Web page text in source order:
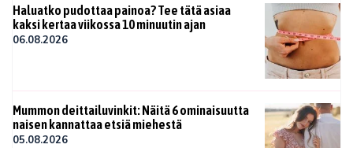
Haluatko pudottaa painoa? Tee tätä asiaa
kaksi kertaa viikossa 10 minuutin ajan
06.08.2026
Mummon deittailuvinkit: Näitä 6 ominaisuutta
naisen kannattaa etsiä miehestä
05.08.2026